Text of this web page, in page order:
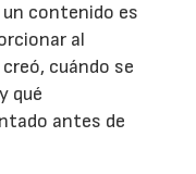
contenido es
al
cuándo se
qué
antes de